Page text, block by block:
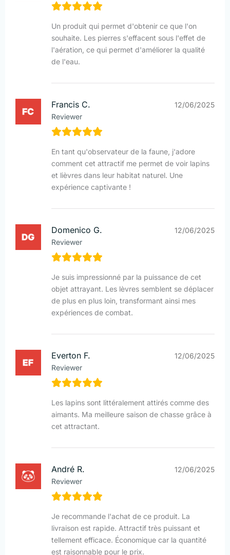
Un produit qui permet d'obtenir ce que l'on
souhaite. Les pierres s'effacent sous l'effet de
l'aération, ce qui permet d'améliorer la qualité
de l'eau.
Francis C.
Reviewer
12/06/2025
En tant qu'observateur de la faune, j'adore
comment cet attractif me permet de voir lapins
et lièvres dans leur habitat naturel. Une
expérience captivante !
Domenico G.
Reviewer
12/06/2025
Je suis impressionné par la puissance de cet
objet attrayant. Les lèvres semblent se déplacer
de plus en plus loin, transformant ainsi mes
expériences de combat.
Everton F.
Reviewer
12/06/2025
Les lapins sont littéralement attirés comme des
aimants. Ma meilleure saison de chasse grâce à
cet attractant.
André R.
Reviewer
12/06/2025
Je recommande l'achat de ce produit. La
livraison est rapide. Attractif très puissant et
tellement efficace. Économique car la quantité
est raisonnable pour le prix.